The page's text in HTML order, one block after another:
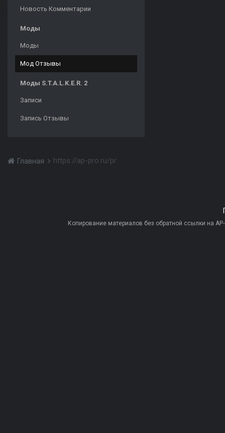
Новость Комментарии
Моды
Моды
Мод Отзывы
Моды S.T.A.L.K.E.R. 2
Записи
Запись Отзывы
Главная https://ap-pro.ru/pr
Копирование материалов без обратной ссылки на